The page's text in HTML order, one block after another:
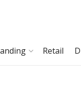
Retail